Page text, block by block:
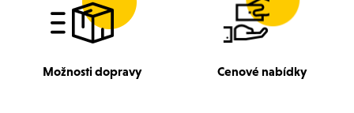
Možnosti dopravy Cenové nabídky